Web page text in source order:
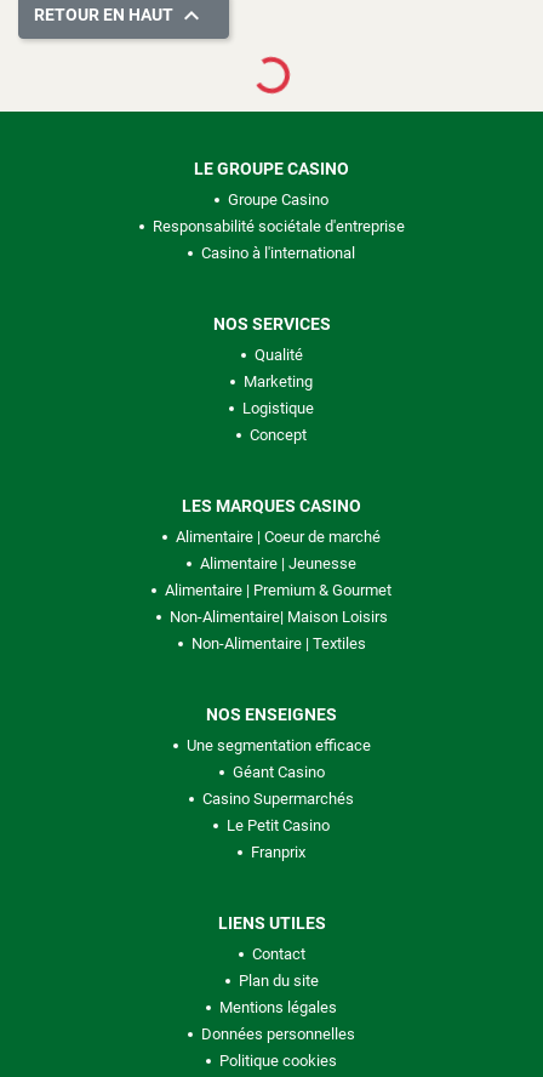
RETOUR EN HAUT 
Loading...
LE GROUPE CASINO
Groupe Casino
Responsabilité sociétale d'entreprise
Casino à l'international
NOS SERVICES
Qualité
Marketing
Logistique
Concept
LES MARQUES CASINO
Alimentaire | Coeur de marché
Alimentaire | Jeunesse
Alimentaire | Premium & Gourmet
Non-Alimentaire| Maison Loisirs
Non-Alimentaire | Textiles
NOS ENSEIGNES
Une segmentation efficace
Géant Casino
Casino Supermarchés
Le Petit Casino
Franprix
LIENS UTILES
Contact
Plan du site
Mentions légales
Données personnelles
Politique cookies